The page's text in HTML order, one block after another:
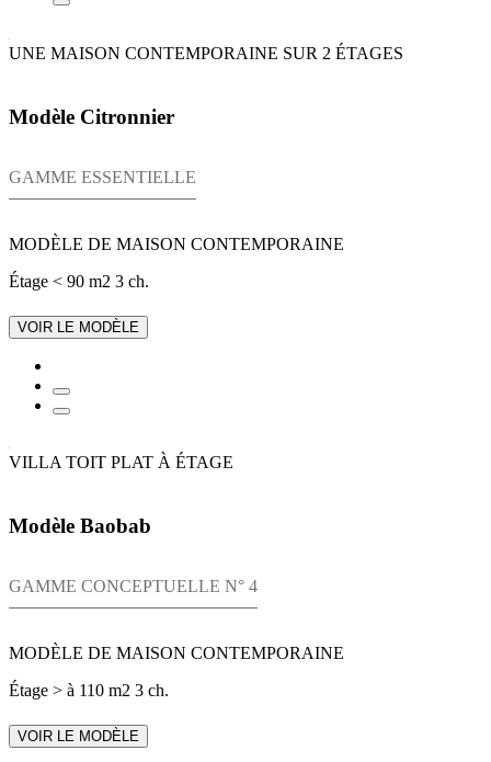
UNE MAISON CONTEMPORAINE SUR 2 ÉTAGES
Modèle Citronnier
GAMME ESSENTIELLE
MODÈLE DE MAISON CONTEMPORAINE
Étage < 90 m2 3 ch.
VOIR LE MODÈLE
VILLA TOIT PLAT À ÉTAGE
Modèle Baobab
GAMME CONCEPTUELLE N° 4
MODÈLE DE MAISON CONTEMPORAINE
Étage > à 110 m2 3 ch.
VOIR LE MODÈLE